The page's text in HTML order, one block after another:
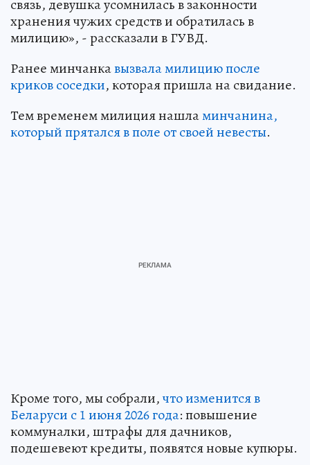
связь, девушка усомнилась в законности
хранения чужих средств и обратилась в
милицию», - рассказали в ГУВД.
Ранее минчанкавызвала милицию после
криков соседки, которая пришла на свидание.
Тем временем милиция нашламинчанина,
который прятался в поле от своей невесты.
Кроме того, мы собрали,что изменится в
Беларуси с 1 июня 2026 года: повышение
коммуналки, штрафы для дачников,
подешевеют кредиты, появятся новые купюры.